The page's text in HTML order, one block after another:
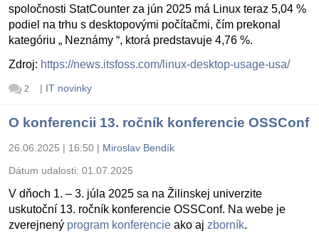
spoločnosti StatCounter za jún 2025 má Linux teraz 5,04 %
podiel na trhu s desktopovými počítačmi, čím prekonal
kategóriu „ Neznámy “, ktorá predstavuje 4,76 %.
Zdroj: https://news.itsfoss.com/linux-desktop-usage-usa/
2 | IT novinky
O konferencii 13. ročník konferencie OSSConf
26.06.2025 | 16:50 | Miroslav Bendík
Dátum udalosti: 01.07.2025
V dňoch 1. – 3. júla 2025 sa na Žilinskej univerzite
uskutoční 13. ročník konferencie OSSConf. Na webe je
zverejnený program konferencie ako aj zborník.